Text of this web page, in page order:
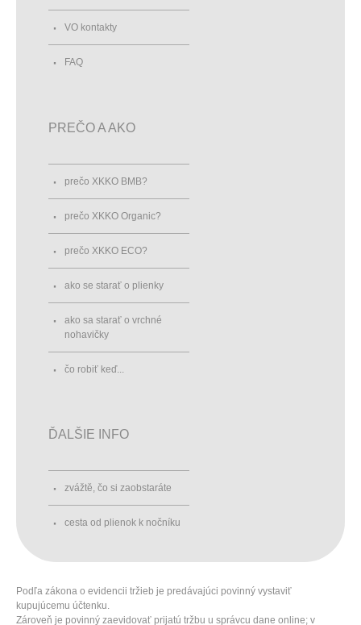
VO kontakty
FAQ
PREČO A AKO
prečo XKKO BMB?
prečo XKKO Organic?
prečo XKKO ECO?
ako se starať o plienky
ako sa starať o vrchné
nohavičky
čo robiť keď...
ĎALŠIE INFO
zvážtě, čo si zaobstaráte
cesta od plienok k nočníku
Podľa zákona o evidencii tržieb je predávajúci povinný vystaviť
kupujúcemu účtenku.
Zároveň je povinný zaevidovať prijatú tržbu u správcu dane online; v